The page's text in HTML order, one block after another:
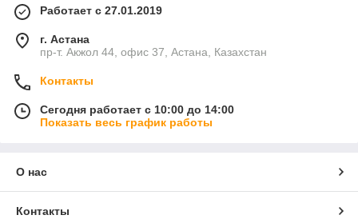
Работает с 27.01.2019
г. Астана
пр-т. Акжол 44, офис 37, Астана, Казахстан
Контакты
Сегодня работает с 10:00 до 14:00
Показать весь график работы
О нас
Контакты